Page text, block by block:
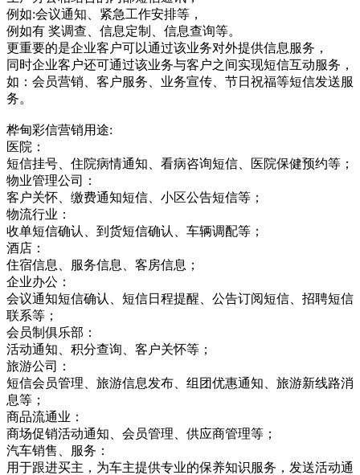
例如:会议通知、紧急工作安排等，
例如有 奖调查、信息定制、信息查询等。
更重要的是企业客户可以通过该业务对外提供信息服务，
同时企业客户还可通过该业务与客户之间实现短信互动服务，
如：会员营销、客户服务、业务宣传、节日祝福等短信发送服
务。
桦甸彩信营销用途:
医院：
短信挂号、住院病情通知、看病咨询短信、医院保健预约等；
物业管理公司：
客户关怀、缴费通知短信、小区公告短信等；
物流行业：
收单短信确认、到货短信确认、车辆调配等；
酒店：
住宿信息、服务信息、客房信息；
企业办公：
会议通知短信确认、短信日程提醒、公告订阅短信、招聘短信
联系等；
会员制俱乐部：
活动通知、积分查询、客户关怀等；
旅游公司：
短信会员管理、旅游信息发布、组团优惠通知、旅游新线路消
息等；
商品流通业：
商场促销活动通知、会员管理、供应商管理等；
汽车销售、服务：
用于跟进买主，为车主提供专业的保养知识服务，发送活动通